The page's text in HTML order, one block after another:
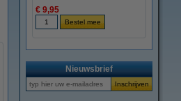
€ 9,95
Nieuwsbrief